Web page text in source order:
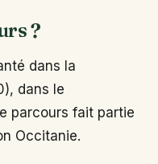
?
dans la
dans le
parcours fait partie
Occitanie.